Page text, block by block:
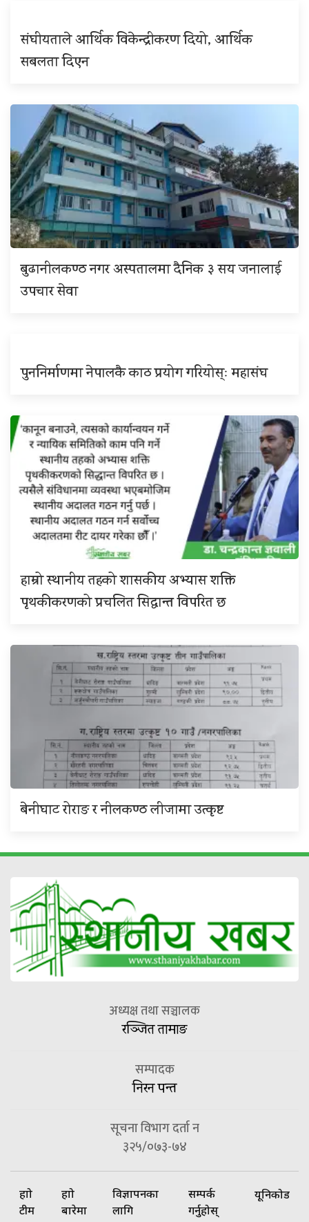
संघीयताले आर्थिक विकेन्द्रीकरण दियो, आर्थिक
सबलता दिएन
बुढानीलकण्ठ नगर अस्पतालमा दैनिक ३ सय जनालाई
उपचार सेवा
पुननिर्माणमा नेपालकै काठ प्रयोग गरियोस्ः महासंघ
हाम्रो स्थानीय तहको शासकीय अभ्यास शक्ति
पृथकीकरणको प्रचलित सिद्धान्त विपरित छ
बेनीघाट रोराङ र नीलकण्ठ लीजामा उत्कृष्ट
अध्यक्ष तथा सञ्चालक
रञ्जित तामाङ
सम्पादक
निरन पन्त
सूचना विभाग दर्ता न
३२५/०७३-७४
हाम्रो
टीम
हाम्रो
बारेमा
विज्ञापनका
लागि
सम्पर्क
गर्नुहोस्
यूनिकोड